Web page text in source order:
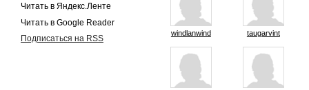
Читать в Яндекс.Ленте
Читать в Google Reader
Подписаться на RSS
windlanwind taugarvint